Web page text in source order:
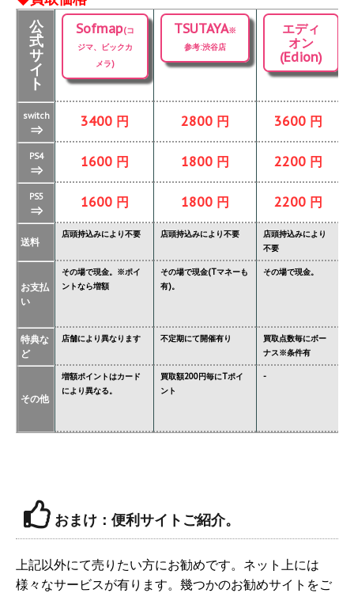
公
式
サ
イ
ト
Sofmap(コ
ジマ、ビックカ
メラ)
TSUTAYA※
参考:渋谷店
エディ
オン
(Edion)
switch
⇒ 3400 円 2800 円 3600 円
PS4
⇒ 1600 円 1800 円 2200 円
PS5
⇒ 1600 円 1800 円 2200 円
送料
店頭持込みにより不要 店頭持込みにより不要
店頭持込みにより
不要
お支払
い
その場で現金。※ポイ
ントなら増額
その場で現金(Tマネーも
有)。
その場で現金。
特典な
ど
店舗により異なります 不定期にて開催有り
買取点数毎にボー
ナス※条件有
その他
増額ポイントはカード
により異なる。
買取額200円毎にTポイ
ント
-
おまけ：便利サイトご紹介。
上記以外にて売りたい方にお勧めです。ネット上には
様々なサービスが有ります。幾つかのお勧めサイトをご